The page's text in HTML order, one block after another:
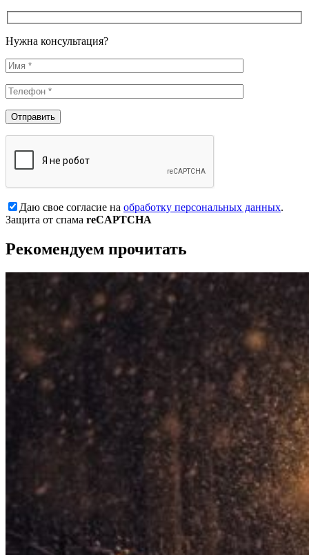
Нужна консультация?
Даю свое согласие на обработку персональных данных.
Защита от спама reCAPTCHA
Рекомендуем прочитать